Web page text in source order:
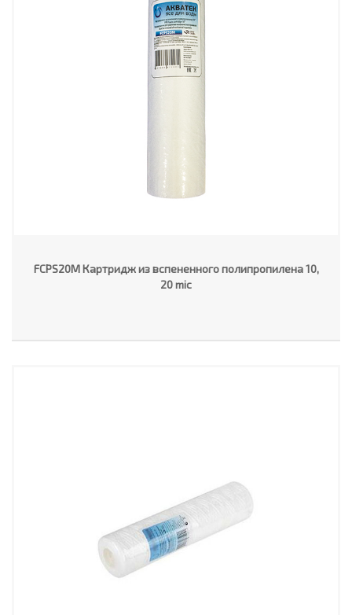
FCPS20M Картридж из вспененного полипропилена 10,
20 mic